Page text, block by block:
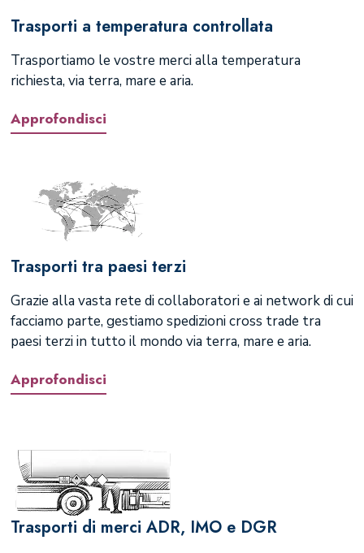
Trasporti a temperatura controllata
Trasportiamo le vostre merci alla temperatura
richiesta, via terra, mare e aria.
Approfondisci
Trasporti tra paesi terzi
Grazie alla vasta rete di collaboratori e ai network di cui
facciamo parte, gestiamo spedizioni cross trade tra
paesi terzi in tutto il mondo via terra, mare e aria.
Approfondisci
Trasporti di merci ADR, IMO e DGR